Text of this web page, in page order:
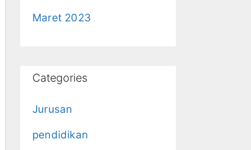
Maret 2023
Categories
Jurusan
pendidikan